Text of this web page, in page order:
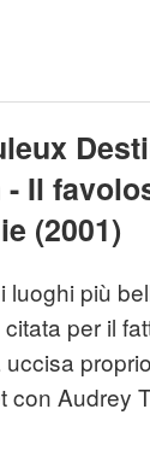
- Il
(2001)
luoghi più
per il
con Audrey